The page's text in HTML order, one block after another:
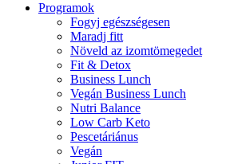
Programok
Fogyj egészségesen
Maradj fitt
Növeld az izomtömegedet
Fit & Detox
Business Lunch
Vegán Business Lunch
Nutri Balance
Low Carb Keto
Pescetáriánus
Vegán